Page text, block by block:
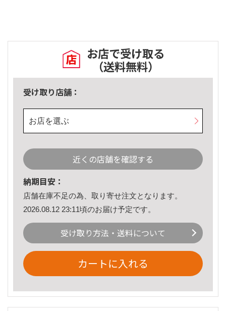
お店で受け取る
（送料無料）
受け取り店舗：
お店を選ぶ
近くの店舗を確認する
納期目安：
店舗在庫不足の為、取り寄せ注文となります。
2026.08.12 23:11頃のお届け予定です。
受け取り方法・送料について
カートに入れる